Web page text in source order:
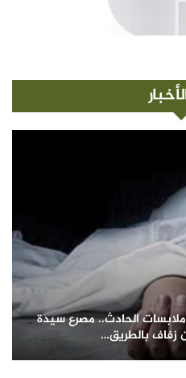
الحادث.. مصرع سيدة
زفاف بالطريق…